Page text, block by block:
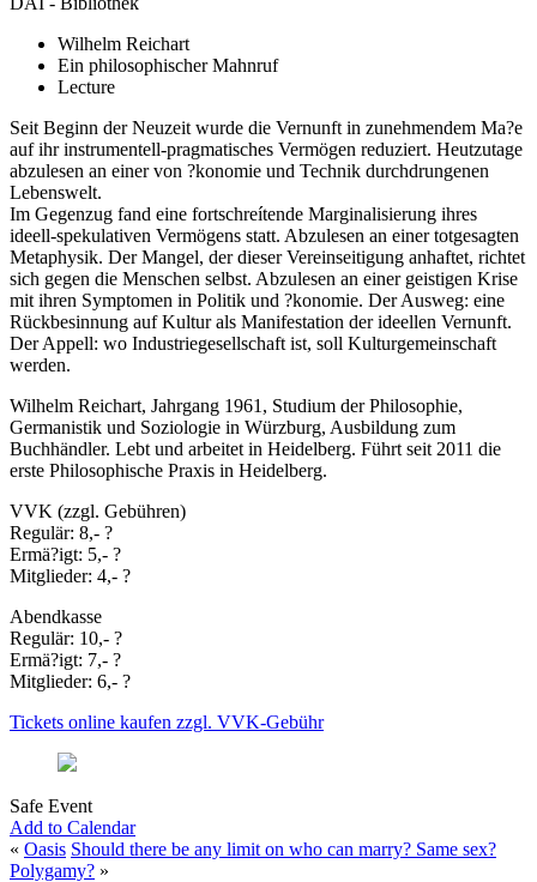
Wilhelm Reichart
Ein philosophischer Mahnruf
Lecture
Seit Beginn der Neuzeit wurde die Vernunft in zunehmendem Ma?e
auf ihr instrumentell-pragmatisches Vermögen reduziert. Heutzutage
abzulesen an einer von ?konomie und Technik durchdrungenen
Lebenswelt.
Im Gegenzug fand eine fortschreítende Marginalisierung ihres
ideell-spekulativen Vermögens statt. Abzulesen an einer totgesagten
Metaphysik. Der Mangel, der dieser Vereinseitigung anhaftet, richtet
sich gegen die Menschen selbst. Abzulesen an einer geistigen Krise
mit ihren Symptomen in Politik und ?konomie. Der Ausweg: eine
Rückbesinnung auf Kultur als Manifestation der ideellen Vernunft.
Der Appell: wo Industriegesellschaft ist, soll Kulturgemeinschaft
werden.
Wilhelm Reichart, Jahrgang 1961, Studium der Philosophie,
Germanistik und Soziologie in Würzburg, Ausbildung zum
Buchhändler. Lebt und arbeitet in Heidelberg. Führt seit 2011 die
erste Philosophische Praxis in Heidelberg.
VVK (zzgl. Gebühren)
Regulär: 8,- ?
Ermä?igt: 5,- ?
Mitglieder: 4,- ?
Abendkasse
Regulär: 10,- ?
Ermä?igt: 7,- ?
Mitglieder: 6,- ?
Tickets online kaufen zzgl. VVK-Gebühr
Safe Event
Add to Calendar
« Oasis Should there be any limit on who can marry? Same sex?
Polygamy? »